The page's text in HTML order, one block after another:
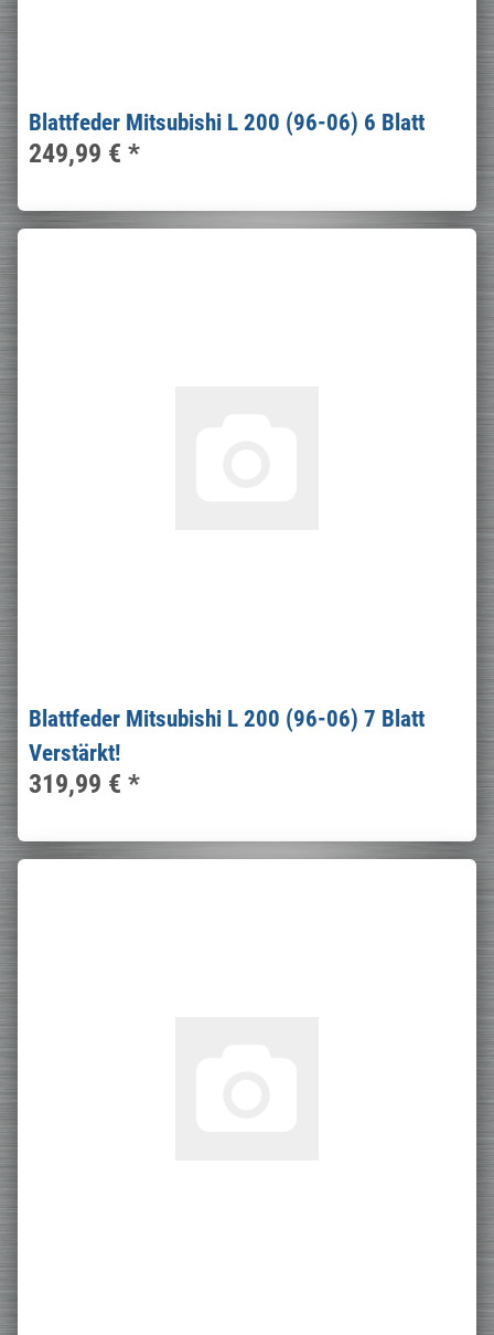
Blattfeder Mitsubishi L 200 (96-06) 6 Blatt
249,99 € *
Blattfeder Mitsubishi L 200 (96-06) 7 Blatt
Verstärkt!
319,99 € *